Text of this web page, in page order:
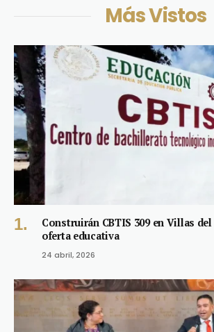
Más Vistos
Construirán CBTIS 309 en Villas
oferta educativa
24 abril, 2026